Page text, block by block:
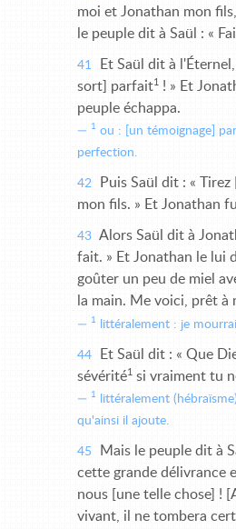
moi et Jonathan mon
le peuple dit à Saül : «
41
Et Saül dit à
sort] parfait1
! » Et
peuple échappa.
1 ou : [un témoignage]
perfection.
42
Puis Saül dit : «
mon fils. » Et Jonathan
43 Alors Saül dit à
fait. » Et Jonathan le lui
goûter un peu de miel
la main. Me voici, prêt à
1 littéralement : je mourrai.
44
Et Saül dit : « Que
sévérité1 si vraiment tu
1
littéralement
qu'ainsi il ajoute.
45
Mais le peuple dit à
cette grande délivrance
nous [une telle chose] !
vivant, il ne tombera